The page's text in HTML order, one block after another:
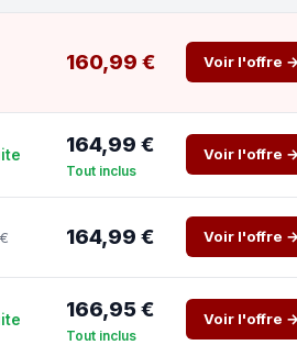
160,99 € Voir l'offre →
164,99 €
Tout inclus
Voir l'offre →
164,99 € Voir l'offre →
166,95 €
Tout inclus
Voir l'offre →